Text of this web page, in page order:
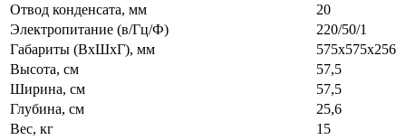
Отвод конденсата, мм
20
Электропитание (в/Гц/Ф)
220/50/1
Габариты (ВxШxГ), мм
575x575x256
Высота, см
57,5
Ширина, см
57,5
Глубина, см
25,6
Вес, кг
15